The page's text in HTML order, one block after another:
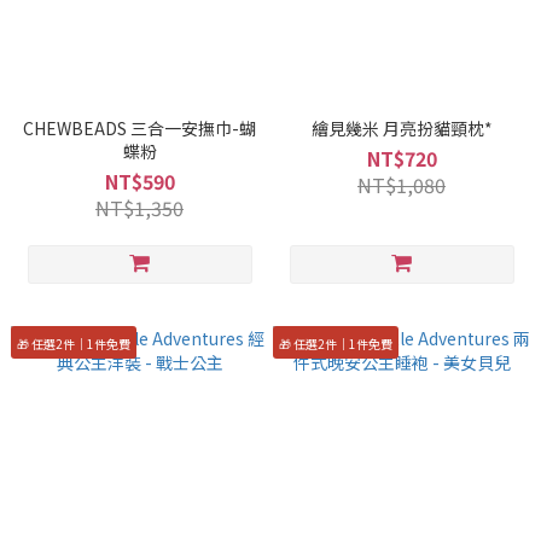
CHEWBEADS 三合一安撫巾-蝴
蝶粉
NT$590
NT$1,350
繪見幾米 月亮扮貓頸枕*
NT$720
NT$1,080
🎁 任選2件｜1件免費 🎁 任選2件｜1件免費